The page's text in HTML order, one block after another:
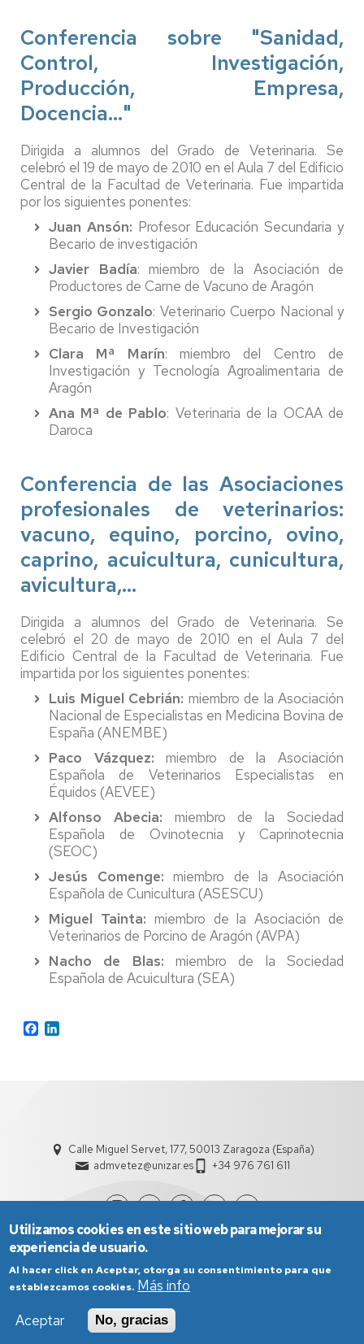
Conferencia sobre "Sanidad,
Control, Investigación,
Producción, Empresa,
Docencia..."
Dirigida a alumnos del Grado de Veterinaria. Se
celebró el 19 de mayo de 2010 en el Aula 7 del Edificio
Central de la Facultad de Veterinaria. Fue impartida
por los siguientes ponentes:
Juan Ansón: Profesor Educación Secundaria y
Becario de investigación
Javier Badía: miembro de la Asociación de
Productores de Carne de Vacuno de Aragón
Sergio Gonzalo: Veterinario Cuerpo Nacional y
Becario de Investigación
Clara Mª Marín: miembro del Centro de
Investigación y Tecnología Agroalimentaria de
Aragón
Ana Mª de Pablo: Veterinaria de la OCAA de
Daroca
Conferencia de las Asociaciones
profesionales de veterinarios:
vacuno, equino, porcino, ovino,
caprino, acuicultura, cunicultura,
avicultura,…
Dirigida a alumnos del Grado de Veterinaria. Se
celebró el 20 de mayo de 2010 en el Aula 7 del
Edificio Central de la Facultad de Veterinaria. Fue
impartida por los siguientes ponentes:
Luis Miguel Cebrián: miembro de la Asociación
Nacional de Especialistas en Medicina Bovina de
España (ANEMBE)
Paco Vázquez: miembro de la Asociación
Española de Veterinarios Especialistas en
Équidos (AEVEE)
Alfonso Abecia: miembro de la Sociedad
Española de Ovinotecnia y Caprinotecnia
(SEOC)
Jesús Comenge: miembro de la Asociación
Española de Cunicultura (ASESCU)
Miguel Tainta: miembro de la Asociación de
Veterinarios de Porcino de Aragón (AVPA)
Nacho de Blas: miembro de la Sociedad
Española de Acuicultura (SEA)
Facebook
Calle Miguel Servet, 177, 50013 Zaragoza (España)
admvetez@unizar.es
+34 976 761 611
Aviso Legal
Condiciones generales de uso
Política de Privacidad
Utilizamos cookies en este sitio web para mejorar su
experiencia de usuario.
Al hacer click en Aceptar, otorga su consentimiento para que
establezcamos cookies. Más info
Aceptar
No, gracias